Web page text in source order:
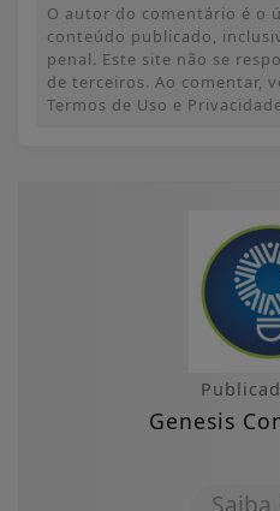
O autor do comentário é o
conteúdo publicado,
penal. Este site não se
de terceiros. Ao comentar,
Termos de Uso e
Genesis
Saiba